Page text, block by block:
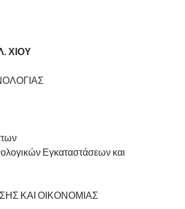
ΧΙΟΥ
Εγκαταστάσεων και
ΚΑΙ ΟΙΚΟΝΟΜΙΑΣ